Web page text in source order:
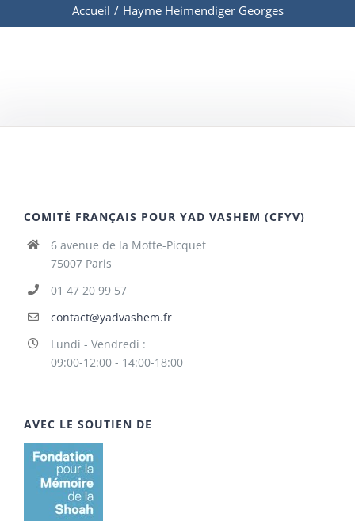
Accueil / Hayme Heimendiger Georges
COMITÉ FRANÇAIS POUR YAD VASHEM (CFYV)
6 avenue de la Motte-Picquet
75007 Paris
01 47 20 99 57
contact@yadvashem.fr
Lundi - Vendredi :
09:00-12:00 - 14:00-18:00
AVEC LE SOUTIEN DE